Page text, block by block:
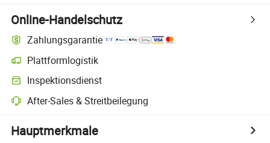
Online-Handelschutz
Zahlungsgarantie
Plattformlogistik
Inspektionsdienst
After-Sales & Streitbeilegung
Hauptmerkmale